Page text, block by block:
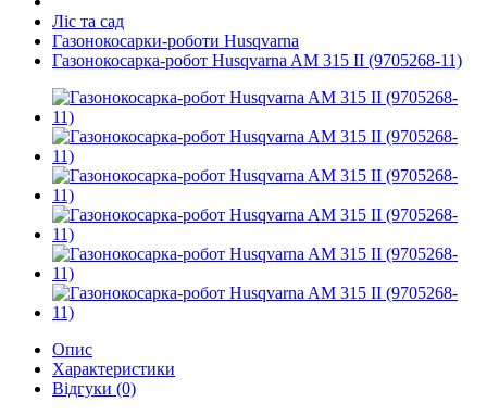
Ліс та сад
Газонокосарки-роботи Husqvarna
Газонокосарка-робот Husqvarna AM 315 II (9705268-11)
Опис
Характеристики
Відгуки (0)